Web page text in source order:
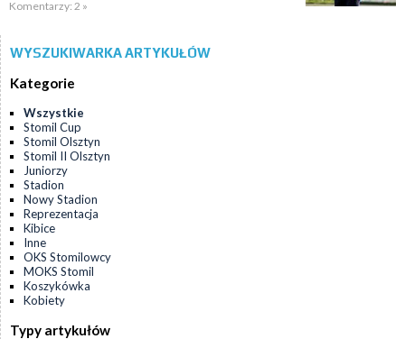
Komentarzy: 2 »
WYSZUKIWARKA ARTYKUŁÓW
Kategorie
Wszystkie
Stomil Cup
Stomil Olsztyn
Stomil II Olsztyn
Juniorzy
Stadion
Nowy Stadion
Reprezentacja
Kibice
Inne
OKS Stomilowcy
MOKS Stomil
Koszykówka
Kobiety
Typy artykułów